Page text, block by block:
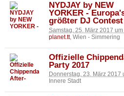
NYDJAY by NEW
YORKER -
größter DJ Contest
Samstag, 25. März 2017
planet.tt, Wien - Simmering
Offizielle
Party 2017
Donnerstag, 23. März 2017
Innere Stadt